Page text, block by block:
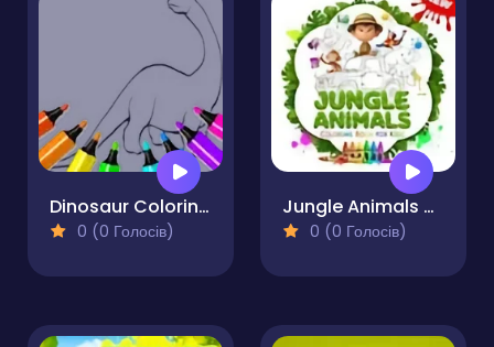
Dinosaur Coloring Pages Kids
0 (0 Голосів)
Jungle Animals Coloring Book for Kids
0 (0 Голосів)